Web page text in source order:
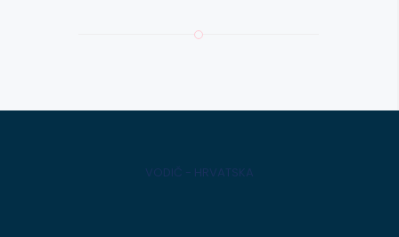
VODIČ - HRVATSKA